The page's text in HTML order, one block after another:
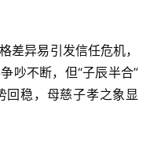
差异易引发信任危机，
吵不断，但“子辰半合”
回稳，母慈子孝之象显